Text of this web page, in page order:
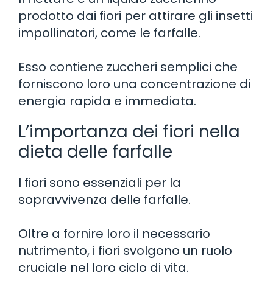
prodotto dai fiori per attirare gli insetti
impollinatori, come le farfalle.
Esso contiene zuccheri semplici che
forniscono loro una concentrazione di
energia rapida e immediata.
L’importanza dei fiori nella
dieta delle farfalle
I fiori sono essenziali per la
sopravvivenza delle farfalle.
Oltre a fornire loro il necessario
nutrimento, i fiori svolgono un ruolo
cruciale nel loro ciclo di vita.